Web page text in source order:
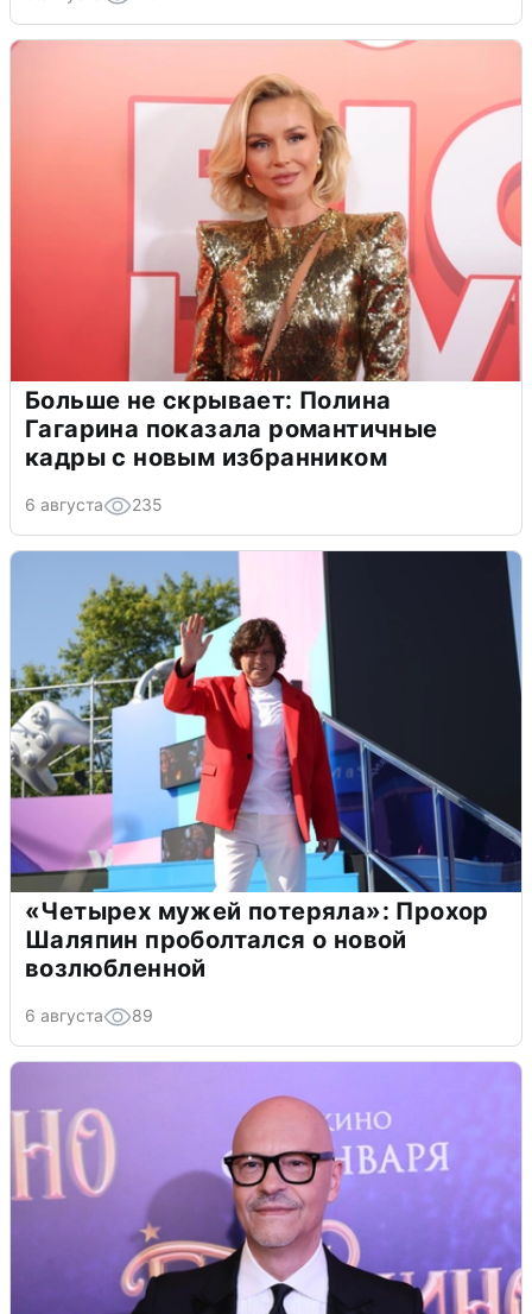
Больше не скрывает: Полина
Гагарина показала романтичные
кадры с новым избранником
6 августа 235
«Четырех мужей потеряла»: Прохор
Шаляпин проболтался о новой
возлюбленной
6 августа 89